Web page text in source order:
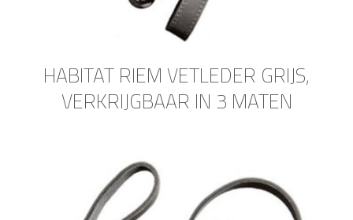
HABITAT RIEM VETLEDER GRIJS,
VERKRIJGBAAR IN 3 MATEN